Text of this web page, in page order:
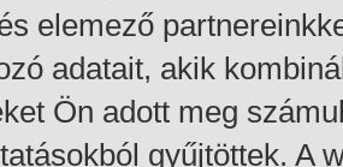
elemező
adatait, akik
Ön adott meg
gyűjtöttek. A